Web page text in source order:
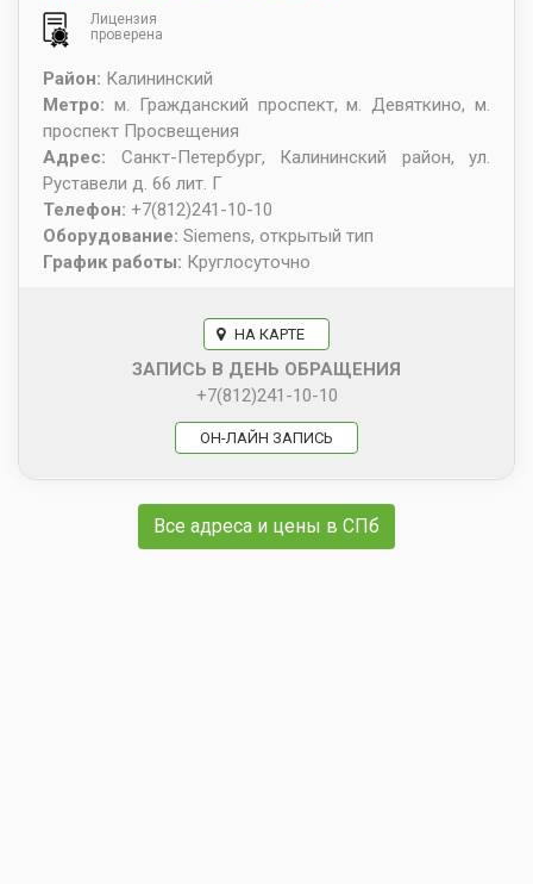
Лицензия
проверена
Район: Калининский
Метро: м. Гражданский проспект, м. Девяткино, м.
проспект Просвещения
Адрес: Санкт-Петербург, Калининский район, ул.
Руставели д. 66 лит. Г
Телефон: +7(812)241-10-10
Оборудование: Siemens, открытый тип
График работы: Круглосуточно
НА КАРТЕ
ЗАПИСЬ В ДЕНЬ ОБРАЩЕНИЯ
+7(812)241-10-10
ОН-ЛАЙН ЗАПИСЬ
Все адреса и цены в СПб